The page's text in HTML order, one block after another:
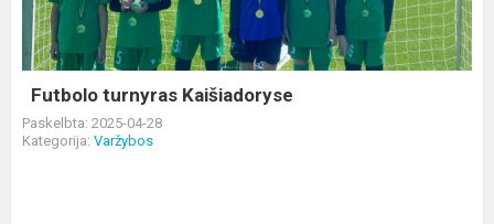
Futbolo turnyras Kaišiadoryse
Paskelbta: 2025-04-28
Kategorija: Varžybos